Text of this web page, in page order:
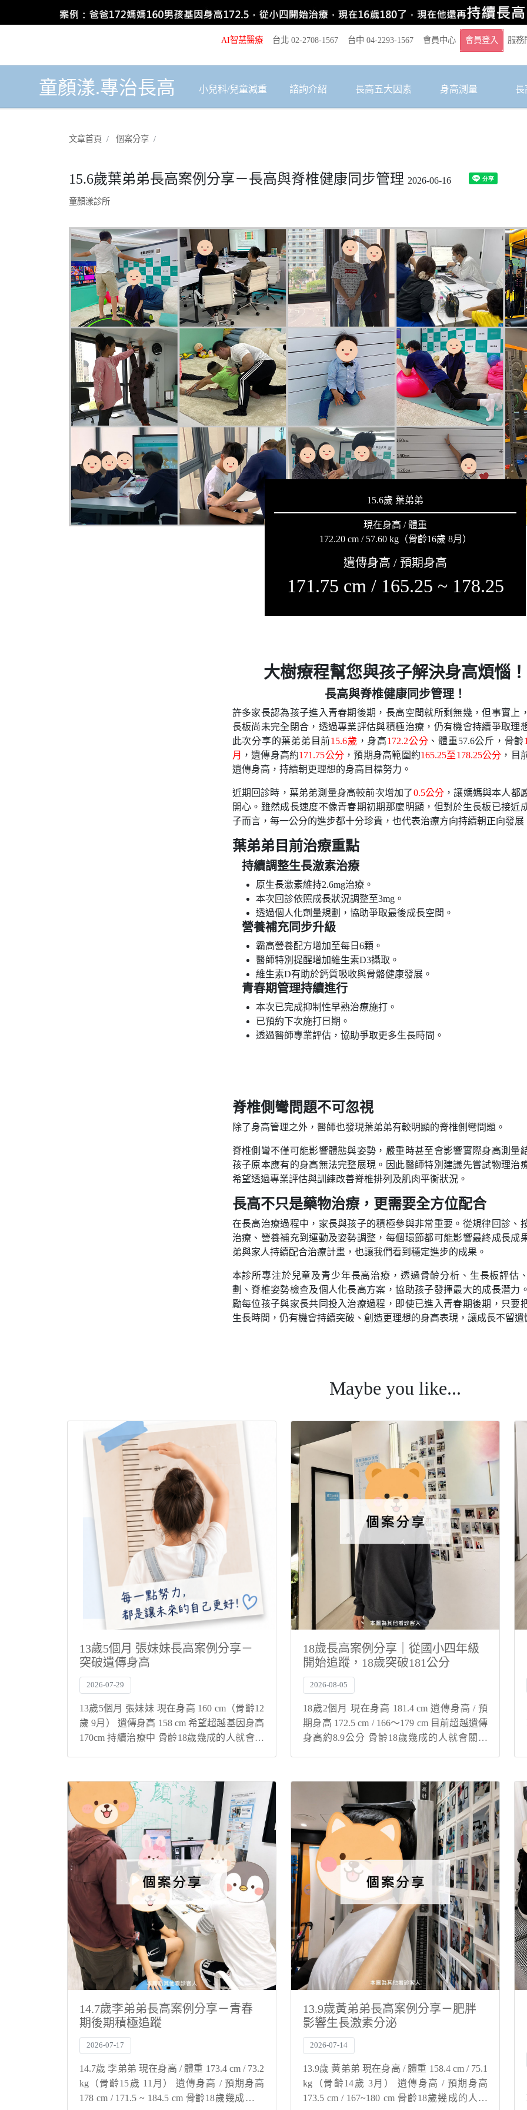
AI智慧醫療 服務
台北 02-2708-1567 台中 04-2293-1567 會員中心 會員登入
童顏漾.專治長高 小兒科/兒童減重 諮詢介紹 長高五大因素 身高測量 長
文章首頁 個案分享
15.6歲葉弟弟長高案例分享－長高與脊椎健康同步管理 2026-06-16
童顏漾診所
15.6歲 葉弟弟
現在身高 / 體重
172.20 cm / 57.60 kg（骨齡16歲 8月）
遺傳身高 / 預期身高
171.75 cm / 165.25 ~ 178.25
大樹療程幫您與孩子解決身高煩惱！
長高與脊椎健康同步管理！
許多家長認為孩子進入青春期後期，長高空間就所剩無幾，但事實上
長板尚未完全閉合，透過專業評估與積極治療，仍有機會持續爭取理
此次分享的葉弟弟目前15.6歲 ，身高172.2公分 、體重57.6公斤，骨齡
月 ，遺傳身高約171.75公分 ，預期身高範圍約165.25至178.25公分 ，目
遺傳身高，持續朝更理想的身高目標努力。
近期回診時，葉弟弟測量身高較前次增加了0.5公分 ，讓媽媽與本人都
開心。雖然成長速度不像青春期初期那麼明顯，但對於生長板已接近
子而言，每一公分的進步都十分珍貴，也代表治療方向持續朝正向發展
葉弟弟目前治療重點
持續調整生長激素治療
原生長激素維持2.6mg治療。
本次回診依照成長狀況調整至3mg。
透過個人化劑量規劃，協助爭取最後成長空間。
營養補充同步升級
霸高營養配方增加至每日6顆。
醫師特別提醒增加維生素D3攝取。
維生素D有助於鈣質吸收與骨骼健康發展。
青春期管理持續進行
本次已完成抑制性早熟治療施打。
已預約下次施打日期。
透過醫師專業評估，協助爭取更多生長時間。
脊椎側彎問題不可忽視
除了身高管理之外，醫師也發現葉弟弟有較明顯的脊椎側彎問題。
脊椎側彎不僅可能影響體態與姿勢，嚴重時甚至會影響實際身高測量
孩子原本應有的身高無法完整展現。因此醫師特別建議先嘗試物理治
希望透過專業評估與訓練改善脊椎排列及肌肉平衡狀況。
長高不只是藥物治療，更需要全方位配合
在長高治療過程中，家長與孩子的積極參與非常重要。從規律回診、
治療、營養補充到運動及姿勢調整，每個環節都可能影響最終成長成
弟與家人持續配合治療計畫，也讓我們看到穩定進步的成果。
本診所專注於兒童及青少年長高治療，透過骨齡分析、生長板評估
劃、脊椎姿勢檢查及個人化長高方案，協助孩子發揮最大的成長潛力
勵每位孩子與家長共同投入治療過程，即使已進入青春期後期，只要
生長時間，仍有機會持續突破、創造更理想的身高表現，讓成長不留遺
Maybe you like...
13歲5個月 張妹妹長高案例分享－
突破遺傳身高
2026-07-29
13歲5個月 張妹妹 現在身高 160 cm（骨齡12
歲 9月） 遺傳身高 158 cm 希望超越基因身高
170cm 持續治療中 骨齡18歲幾成的人就會關
事...
18歲長高案例分享｜從國小四年級
開始追蹤，18歲突破181公分
2026-08-05
18歲2個月 現在身高 181.4 cm 遺傳身高 / 預
期身高 172.5 cm / 166～179 cm 目前超越遺傳
身高約8.9公分 骨齡18歲幾成的人就會關閉
14.7歲李弟弟長高案例分享－青春
期後期積極追蹤
2026-07-17
14.7歲 李弟弟 現在身高 / 體重 173.4 cm / 73.2
kg（骨齡15歲 11月） 遺傳身高 / 預期身高
178 cm / 171.5 ~ 184.5 cm 骨齡18歲幾成的人
13.9歲黃弟弟長高案例分享－肥胖
影響生長激素分泌
2026-07-14
13.9歲 黃弟弟 現在身高 / 體重 158.4 cm / 75.1
kg（骨齡14歲 3月） 遺傳身高 / 預期身高
173.5 cm / 167~180 cm 骨齡18歲幾成的人就